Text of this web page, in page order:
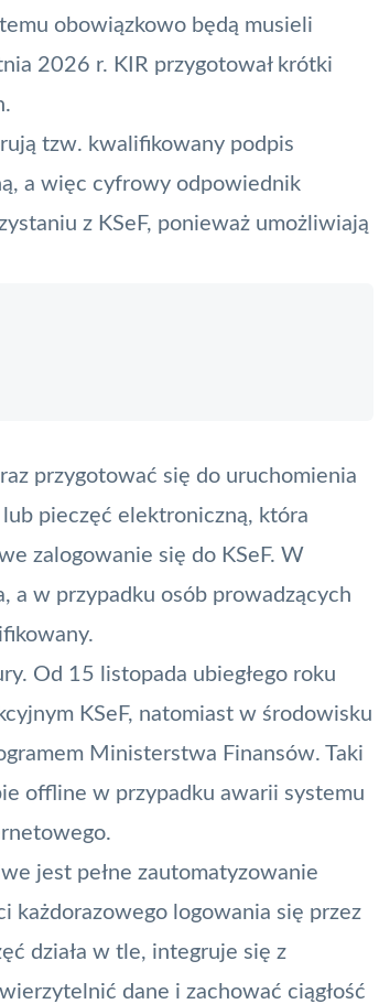
obowiązkowo będą musieli
2026 r. KIR przygotował krótki
tzw. kwalifikowany podpis
a więc cyfrowy odpowiednik
z KSeF, ponieważ umożliwiają
przygotować się do uruchomienia
pieczęć elektroniczną, która
zalogowanie się do KSeF. W
a w przypadku osób prowadzących
.
Od 15 listopada ubiegłego roku
KSeF, natomiast w środowisku
Ministerstwa Finansów. Taki
offline w przypadku awarii systemu
jest pełne zautomatyzowanie
każdorazowego logowania się przez
działa w tle, integruje się z
dane i zachować ciągłość